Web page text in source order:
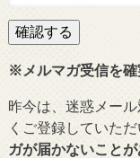
※メルマガ受信を確
昨今は、迷惑メー
くご登録していた
ガが届かないことが